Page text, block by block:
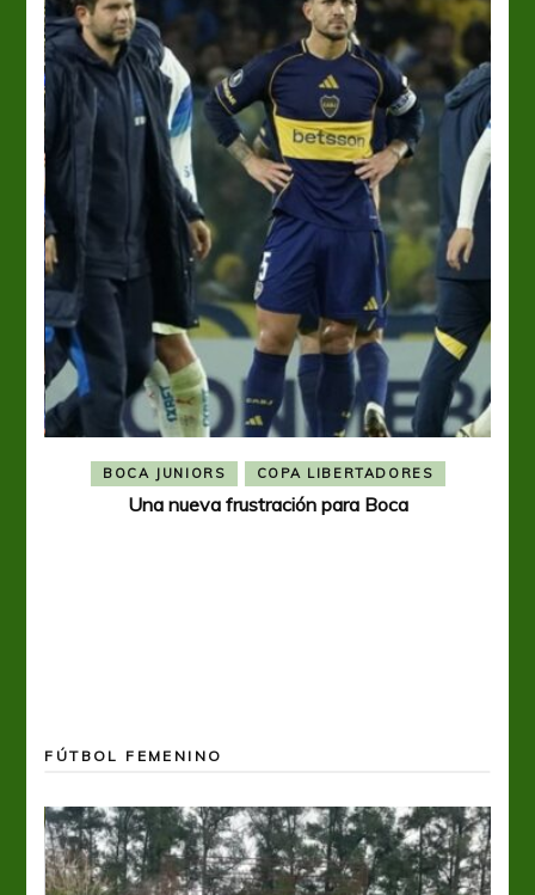
BOCA JUNIORS COPA LIBERTADORES
Una nueva frustración para Boca
FÚTBOL FEMENINO